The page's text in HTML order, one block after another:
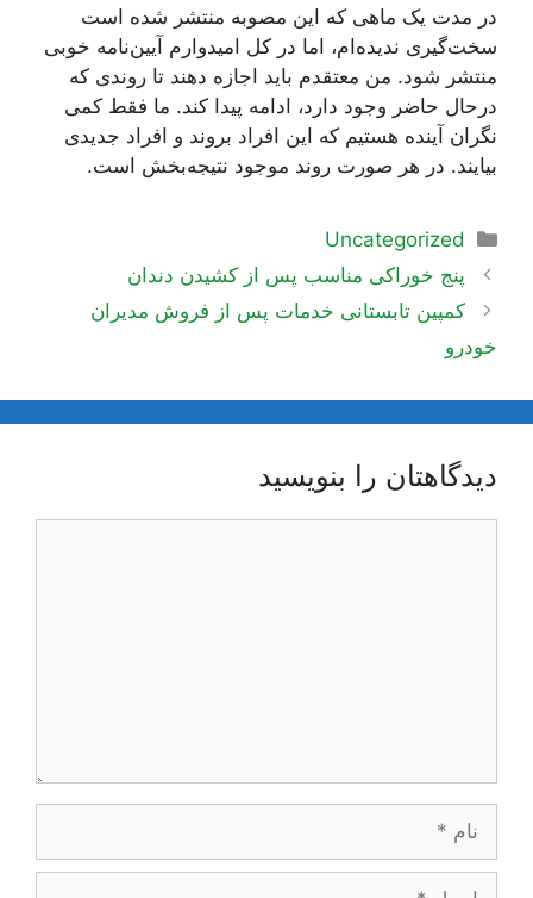
در مدت یک ماهی که این مصوبه منتشر شده است
سخت‌گیری ندیده‌ام، اما در کل امیدوارم آیین‌نامه خوبی
منتشر شود. من معتقدم باید اجازه دهند تا روندی که
درحال حاضر وجود دارد، ادامه پیدا کند. ما فقط کمی
نگران آینده هستیم که این افراد بروند و افراد جدیدی
بیایند. در هر صورت روند موجود نتیجه‌بخش است.
دسته‌ها
Uncategorized
ناوبری
نوشته‌ها
پنج خوراکی مناسب پس از کشیدن دندان
کمپین تابستانی خدمات پس از فروش مدیران
خودرو
دیدگاهتان را بنویسید
ایمیل